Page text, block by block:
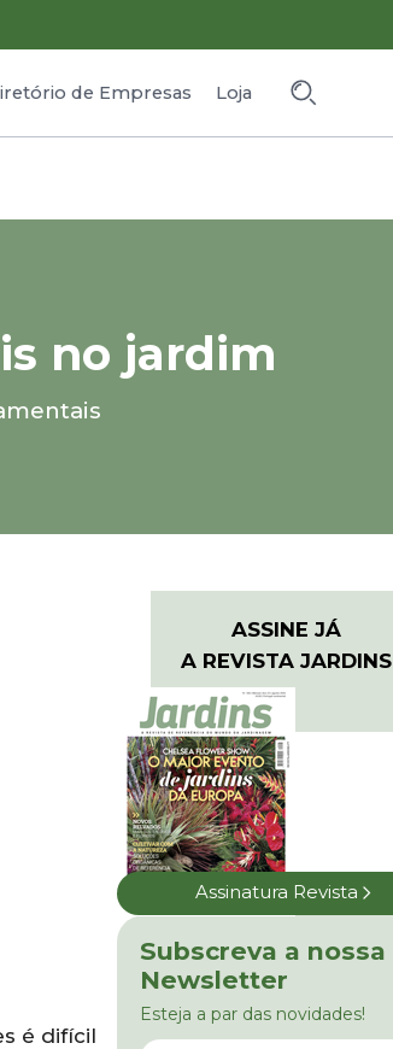
de Empresas Loja
no jardim
é difícil
ASSINE JÁ
A REVISTA JARDINS
Assinatura Revista
Subscreva a nossa
Newsletter
Esteja a par das novidades!